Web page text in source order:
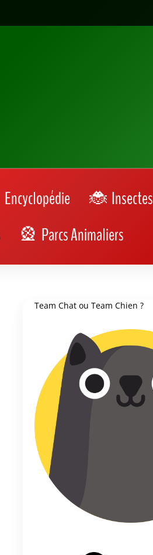
Encyclopédie Insectes
Parcs Animaliers
Team Chat ou Team Chien ?